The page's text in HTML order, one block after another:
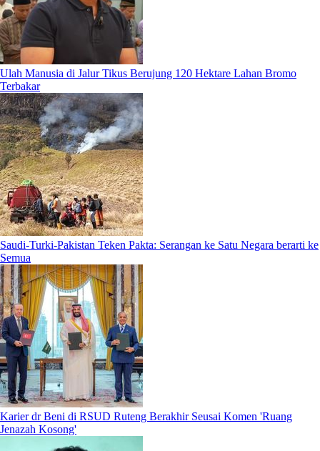
Ulah Manusia di Jalur Tikus Berujung 120 Hektare Lahan Bromo
Terbakar
Saudi-Turki-Pakistan Teken Pakta: Serangan ke Satu Negara berarti ke
Semua
Karier dr Beni di RSUD Ruteng Berakhir Seusai Komen 'Ruang
Jenazah Kosong'